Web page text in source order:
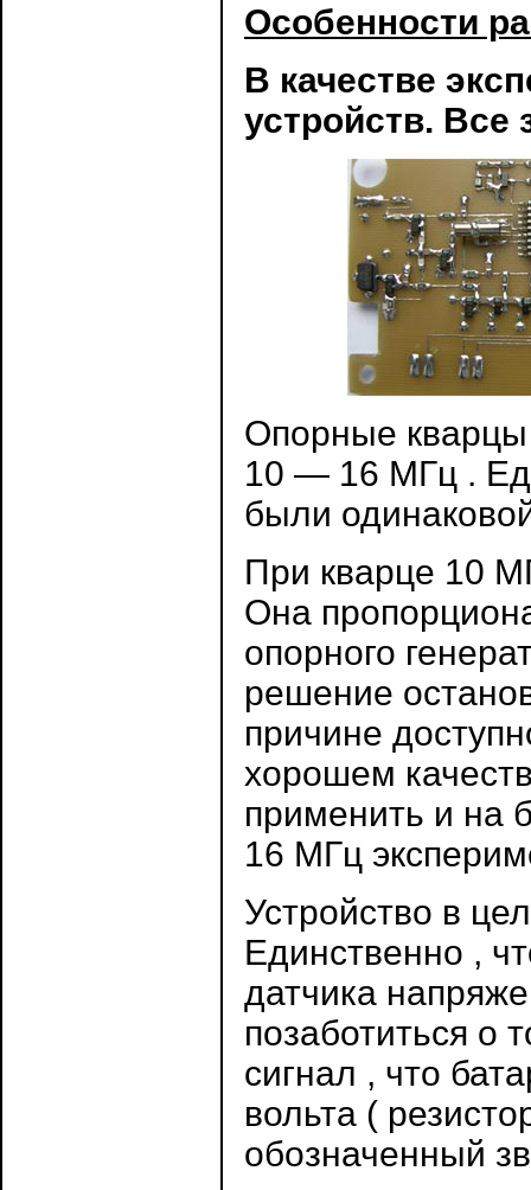
Особенности
В качестве
устройств. Все
Опорные
10 — 16 МГц .
были
При кварце 10
Она
опорного
решение
причине
хорошем
применить и на
16 МГц
Устройство в
Единственно ,
датчика
позаботиться о
сигнал , что
вольта (
обозначенный